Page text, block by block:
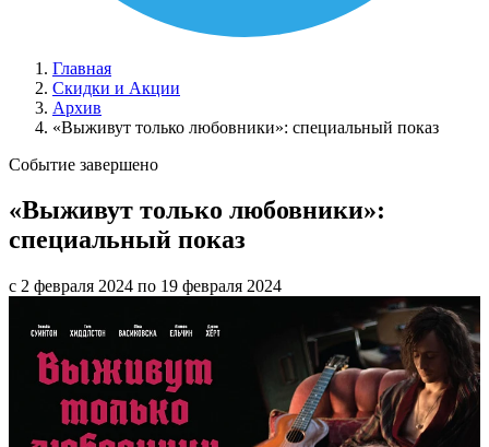
Главная
Скидки и Акции
Архив
«Выживут только любовники»: специальный показ
Событие завершено
«Выживут только любовники»:
специальный показ
с 2 февраля 2024 по 19 февраля 2024